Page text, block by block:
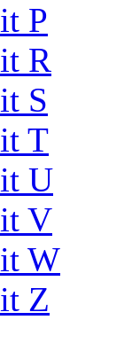
P
R
S
T
U
V
W
Z